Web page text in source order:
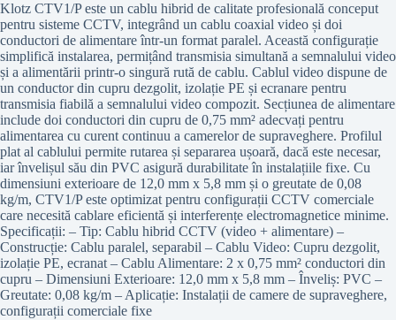
Klotz CTV1/P este un cablu hibrid de calitate profesională conceput
pentru sisteme CCTV, integrând un cablu coaxial video și doi
conductori de alimentare într-un format paralel. Această configurație
simplifică instalarea, permițând transmisia simultană a semnalului video
și a alimentării printr-o singură rută de cablu. Cablul video dispune de
un conductor din cupru dezgolit, izolație PE și ecranare pentru
transmisia fiabilă a semnalului video compozit. Secțiunea de alimentare
include doi conductori din cupru de 0,75 mm² adecvați pentru
alimentarea cu curent continuu a camerelor de supraveghere. Profilul
plat al cablului permite rutarea și separarea ușoară, dacă este necesar,
iar învelișul său din PVC asigură durabilitate în instalațiile fixe. Cu
dimensiuni exterioare de 12,0 mm x 5,8 mm și o greutate de 0,08
kg/m, CTV1/P este optimizat pentru configurații CCTV comerciale
care necesită cablare eficientă și interferențe electromagnetice minime.
Specificații: – Tip: Cablu hibrid CCTV (video + alimentare) –
Construcție: Cablu paralel, separabil – Cablu Video: Cupru dezgolit,
izolație PE, ecranat – Cablu Alimentare: 2 x 0,75 mm² conductori din
cupru – Dimensiuni Exterioare: 12,0 mm x 5,8 mm – Înveliș: PVC –
Greutate: 0,08 kg/m – Aplicație: Instalații de camere de supraveghere,
configurații comerciale fixe